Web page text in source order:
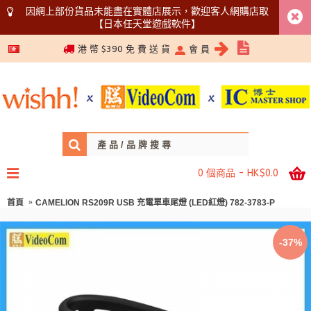
因網上部份貨品未能盡在實體店展示，歡迎客人網購店取
【日本任天堂遊戲軟件】
5366 1340
港 幣 $390 免 費 送 貨 會 員
0 個商品 - HK$0.0
首頁 CAMELION RS209R USB 充電單車尾燈 (LED紅燈) 782-3783-P
-37%